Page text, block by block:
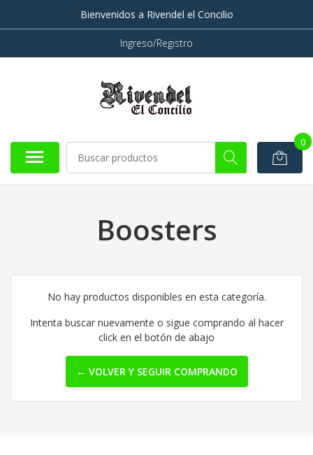
Bienvenidos a Rivendel el Concilio
Ingreso/Registro
0
Boosters
No hay productos disponibles en esta categoría.
Intenta buscar nuevamente o sigue comprando al hacer
click en el botón de abajo
← VOLVER Y SEGUIR COMPRANDO